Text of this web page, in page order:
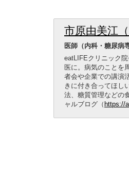
市原由美江
医師（内科・糖尿病
eatLIFEクリニック
医に。病気のことを
者会や企業での講演
きに付き合ってほし
法、糖質管理などの
ャルブログ（ https://